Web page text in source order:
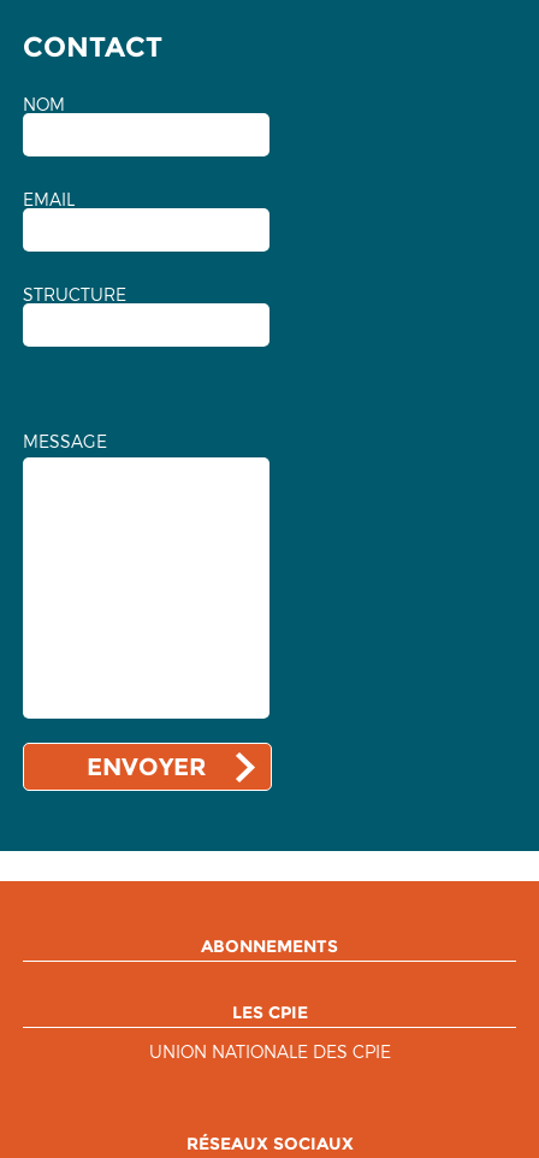
CONTACT
NOM
EMAIL
STRUCTURE
MESSAGE
ABONNEMENTS
LES CPIE
UNION NATIONALE DES CPIE
RÉSEAUX SOCIAUX